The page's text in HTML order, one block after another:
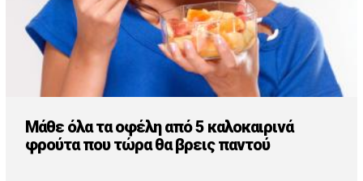
Μάθε όλα τα οφέλη από 5 καλοκαιρινά
φρούτα που τώρα θα βρεις παντού